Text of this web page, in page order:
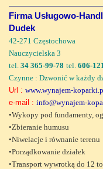
Firma Usługowo-
Dudek
42-271 Częstochowa
Nauczycielska 3
tel. 34 365-99-78 tel. 606-
Czynne : Dzwonić w każdy
Url : www.wynajem-
e-mail : info@wynajem-
•Wykopy pod fundamenty,
•Zbieranie humusu
•Niwelacje i równanie terenu
•Porządkowanie działek
•Transport wywrotką do 12